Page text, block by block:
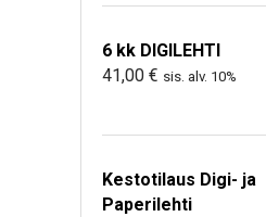
6 kk DIGILEHTI
41,00 € sis. alv. 10%
Kestotilaus Digi- ja
Paperilehti